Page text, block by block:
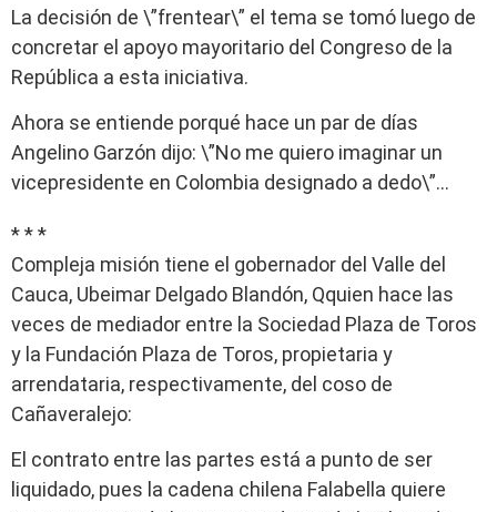
La decisión de \”frentear\” el tema se tomó luego de
concretar el apoyo mayoritario del Congreso de la
República a esta iniciativa.
Ahora se entiende porqué hace un par de días
Angelino Garzón dijo: \”No me quiero imaginar un
vicepresidente en Colombia designado a dedo\”…
* * *
Compleja misión tiene el gobernador del Valle del
Cauca, Ubeimar Delgado Blandón, Qquien hace las
veces de mediador entre la Sociedad Plaza de Toros
y la Fundación Plaza de Toros, propietaria y
arrendataria, respectivamente, del coso de
Cañaveralejo:
El contrato entre las partes está a punto de ser
liquidado, pues la cadena chilena Falabella quiere